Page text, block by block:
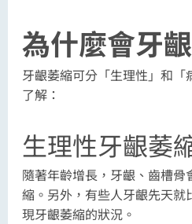
為什麼會牙
牙齦萎縮可分「生理性」和
了解：
生理性牙齦萎
隨著年齡增長，牙齦、齒槽
縮。另外，有些人牙齦先天就
現牙齦萎縮的狀況。